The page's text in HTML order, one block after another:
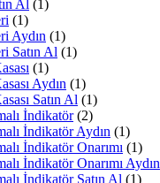
Al (1)
(1)
Aydın (1)
Satın Al (1)
(1)
Aydın (1)
Satın Al (1)
İndikatör (2)
İndikatör Aydın (1)
İndikatör Onarımı (1)
İndikatör Onarımı Aydın
İndikatör Satın Al (1)